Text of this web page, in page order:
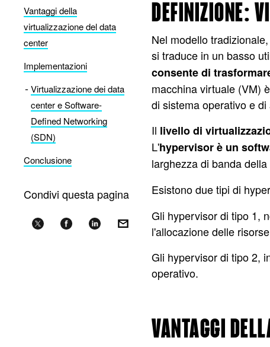
Vantaggi della
virtualizzazione del data
center
Implementazioni
Virtualizzazione dei data
center e Software-
Defined Networking
(SDN)
Conclusione
Condivi questa pagina
DEFINIZIONE:
Nel modello
si traduce in un basso
consente di
macchina virtuale (VM)
di sistema operativo e
Il livello di
L'hypervisor è un
larghezza di banda
Esistono due tipi di
Gli hypervisor di tipo 1,
l'allocazione delle
Gli hypervisor di tipo 2,
operativo.
VANTAGGI